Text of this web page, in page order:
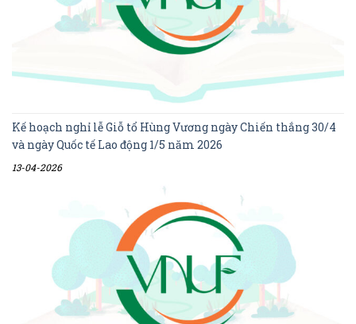
Kế hoạch nghỉ lễ Giỗ tổ Hùng Vương ngày Chiến thắng 30/4
và ngày Quốc tế Lao động 1/5 năm 2026
13-04-2026